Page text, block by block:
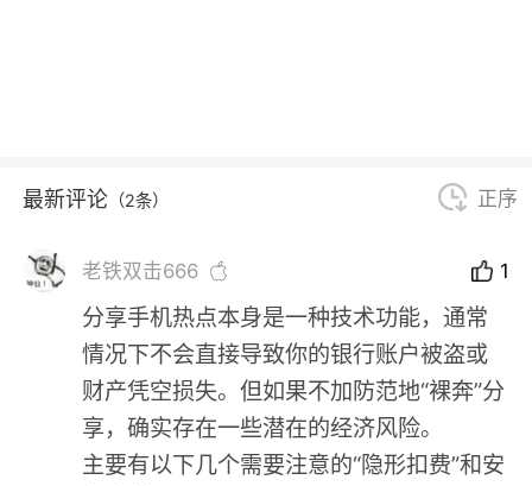
最新评论 （2条） 正序
老铁双击666 1
分享手机热点本身是一种技术功能，通常
情况下不会直接导致你的银行账户被盗或
财产凭空损失。但如果不加防范地“裸奔”分
享，确实存在一些潜在的经济风险。
主要有以下几个需要注意的“隐形扣费”和安